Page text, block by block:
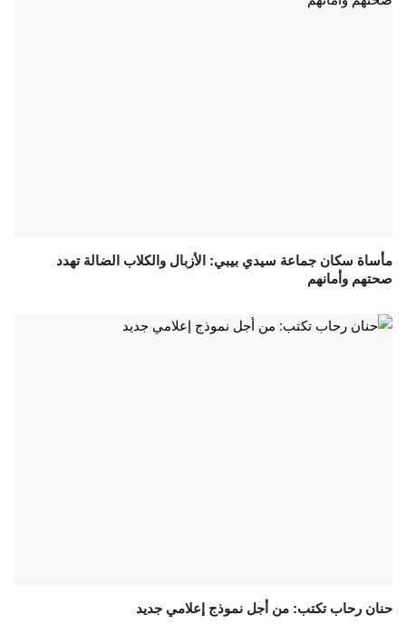
مأساة سكان جماعة سيدي بيبي: الأزبال والكلاب الضالة تهدد
صحتهم وأمانهم
حنان رحاب تكتب: من أجل نموذج إعلامي جديد